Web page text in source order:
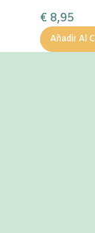
€ 8,95
Añadir Al